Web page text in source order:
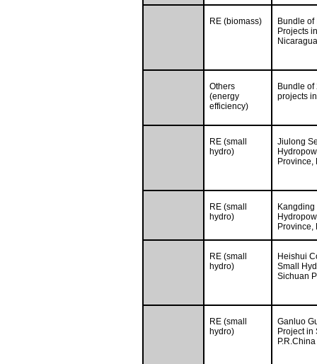
RE (biomass)
Bundle of
Projects
Others
(energy
efficiency)
Bundle of
projects
RE (small
hydro)
Jiulong
Province,
RE (small
hydro)
Province,
RE (small
hydro)
Heishui
Small
Sichuan
RE (small
hydro)
Ganluo
Project in
P.R.China